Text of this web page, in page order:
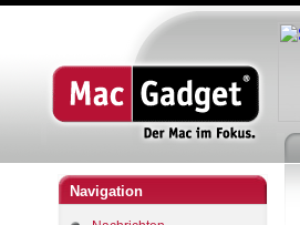
Navigation